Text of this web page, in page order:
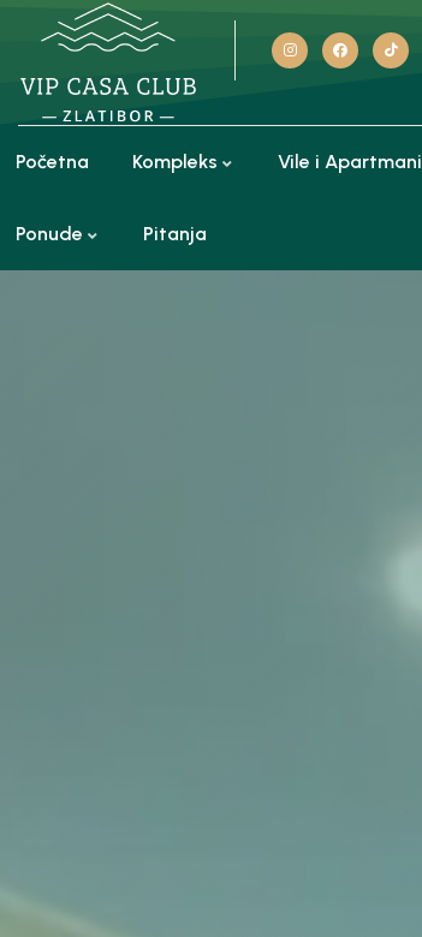
Početna Kompleks Vile i Apartmani
Ponude Pitanja